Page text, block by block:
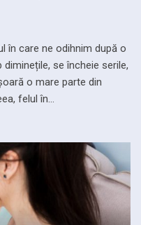
în care ne odihnim după o
se încheie serile,
o mare parte din
felul în…